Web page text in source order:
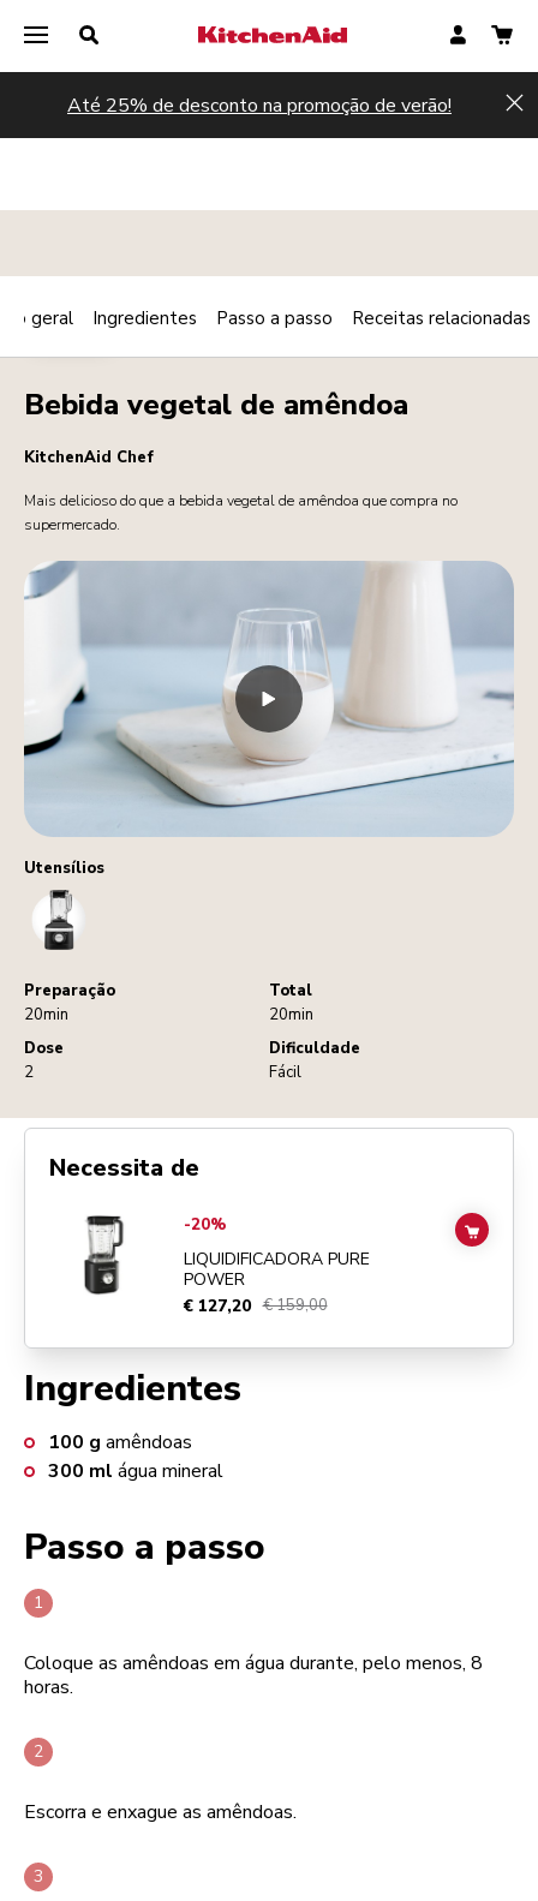
Até 25% de desconto na promoção de verão!
Utensílios
Blender
Preparação
20min
Total
20min
Dose
2
Dificuldade
Fácil
BEBIDAS Print
Bebida vegetal de amêndoa
KitchenAid Chef
Mais delicioso do que a bebida vegetal de amêndoa que compra no
supermercado.
geral Ingredientes Passo a passo Receitas relacionadas
Ingredientes
100 g amêndoas
300 ml água mineral
Passo a passo
Coloque as amêndoas em água durante, pelo menos, 8
horas.
Escorra e enxague as amêndoas.
Necessita de
Go toLiquidificadora Pure Power
-20%
LIQUIDIFICADORA PURE
POWER
€ 127,20 € 159,00
ADD